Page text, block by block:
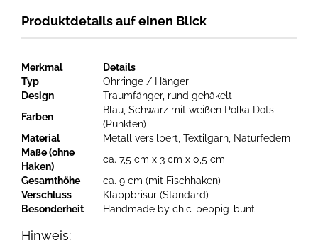
Produktdetails auf einen Blick
Merkmal
Details
Typ
Ohrringe / Hänger
Design
Traumfänger, rund gehäkelt
Farben
Blau, Schwarz mit weißen Polka Dots
(Punkten)
Material
Metall versilbert, Textilgarn, Naturfedern
Maße (ohne
Haken)
ca. 7,5 cm x 3 cm x 0,5 cm
Gesamthöhe
ca. 9 cm (mit Fischhaken)
Verschluss
Klappbrisur (Standard)
Besonderheit
Handmade by chic-peppig-bunt
Hinweis: